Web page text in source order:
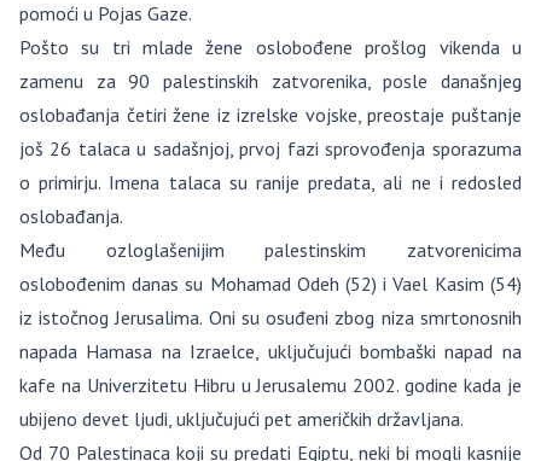
pomoći u Pojas Gaze.
Pošto su tri mlade žene oslobođene prošlog vikenda u
zamenu za 90 palestinskih zatvorenika, posle današnjeg
oslobađanja četiri žene iz izrelske vojske, preostaje puštanje
još 26 talaca u sadašnjoj, prvoj fazi sprovođenja sporazuma
o primirju. Imena talaca su ranije predata, ali ne i redosled
oslobađanja.
Među ozloglašenijim palestinskim zatvorenicima
oslobođenim danas su Mohamad Odeh (52) i Vael Kasim (54)
iz istočnog Jerusalima. Oni su osuđeni zbog niza smrtonosnih
napada Hamasa na Izraelce, uključujući bombaški napad na
kafe na Univerzitetu Hibru u Jerusalemu 2002. godine kada je
ubijeno devet ljudi, uključujući pet američkih državljana.
Od 70 Palestinaca koji su predati Egiptu, neki bi mogli kasnije